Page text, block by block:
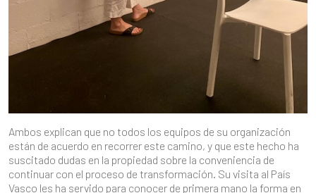
Ambos explican que no todos los equipos de su organización
están de acuerdo en recorrer este camino, y que este hecho ha
suscitado dudas en la propiedad sobre la conveniencia de
continuar con el proceso de transformación. Su visita al País
Vasco les ha servido para conocer de primera mano la forma en